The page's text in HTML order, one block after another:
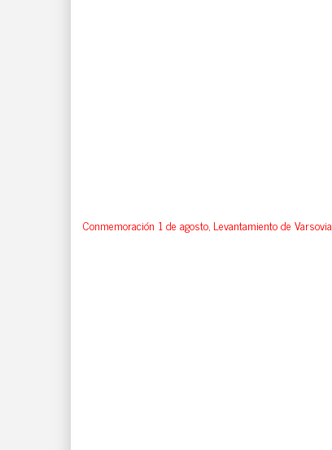
Conmemoración 1 de agosto, Levantamiento de Varsovia